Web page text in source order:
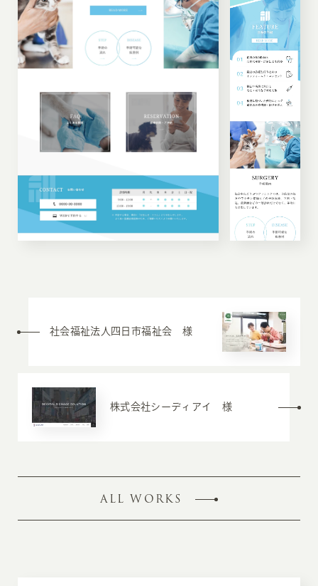
社会福祉法人四日市福祉会 様
株式会社シーディアイ 様
ALL WORKS